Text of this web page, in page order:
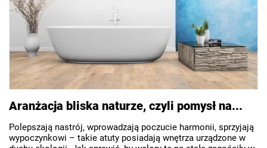
Aranżacja bliska naturze, czyli pomysł na...
Polepszają nastrój, wprowadzają poczucie harmonii, sprzyjają
wypoczynkowi – takie atuty posiadają wnętrza urządzone w